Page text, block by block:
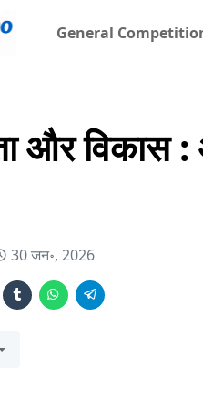
General
विकास :
30 जन॰, 2026